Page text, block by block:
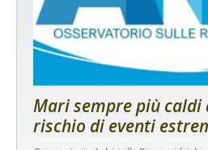
Mari sempre più
rischio di eventi